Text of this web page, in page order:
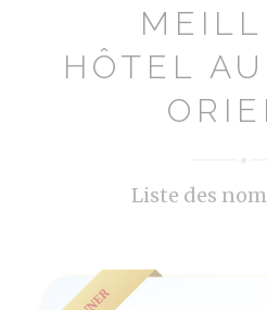
HÔTEL
Liste des